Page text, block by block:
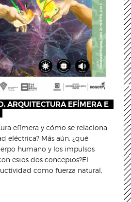
ARQUITECTURA EFÍMERA E
efímera y cómo se relaciona
eléctrica? Más aún, ¿qué
humano y los impulsos
estos dos conceptos?El
como fuerza natural,